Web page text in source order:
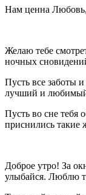
Нам ценна Любовь,
Желаю тебе
ночных
Пусть все заботы
лучший и
Пусть во сне тебя
приснились такие
Доброе утро! За
улыбайся. Люблю